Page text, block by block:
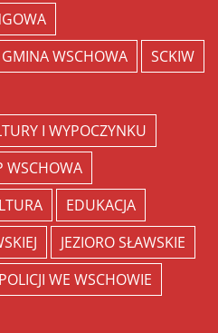
GMINA WSCHOWA
SCKIW
I WYPOCZYNKU
WSCHOWA
EDUKACJA
JEZIORO SŁAWSKIE
WE WSCHOWIE